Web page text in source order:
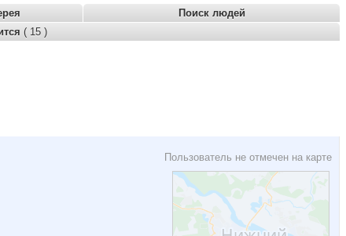
Поиск людей
( 15 )
Пользователь не отмечен на карте